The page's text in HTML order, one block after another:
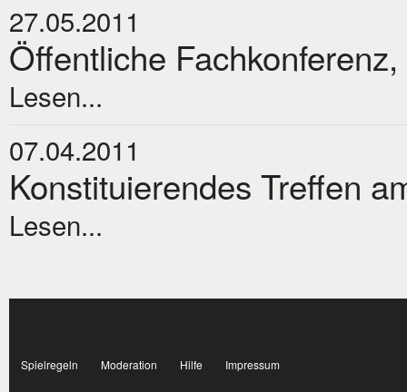
27.05.2011
Öffentliche
Lesen...
07.04.2011
Konstituierendes Treffen
Lesen...
Spielregeln Moderation Hilfe Impressum